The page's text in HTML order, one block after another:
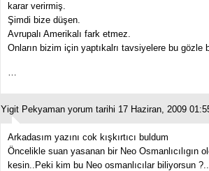
karar verirmiş.
Şimdi bize düşen.
Avrupalı Amerikalı fark etmez.
Onların bizim için yaptıkalrı tavsiyelere bu gözle
…
Yigit Pekyaman yorum tarihi 17 Haziran, 2009
Arkadasım yazını cok kışkırtıcı buldum
Öncelikle suan yasanan bir Neo Osmanlıcılıgın
kesin..Peki kim bu Neo osmanlıcılar biliyorsun